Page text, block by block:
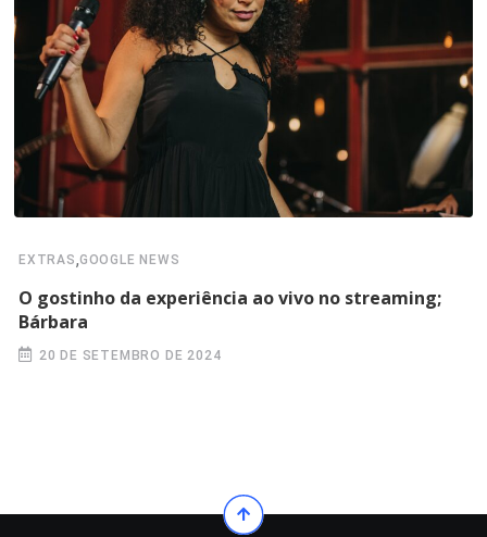
EXTRAS,GOOGLE NEWS
O gostinho da experiência ao vivo no streaming;
Bárbara
20 DE SETEMBRO DE 2024